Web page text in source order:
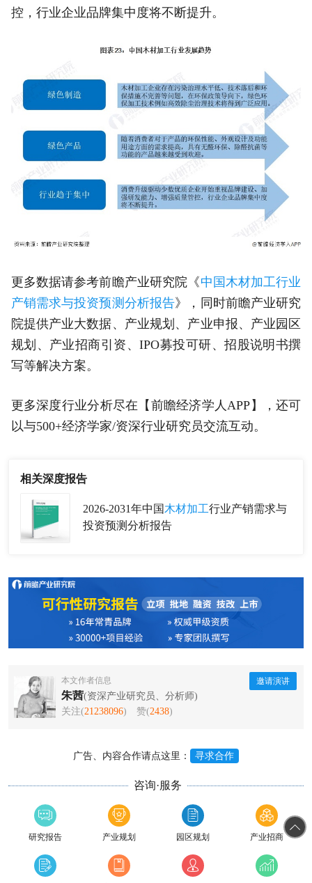
控，行业企业品牌集中度将不断提升。
更多数据请参考前瞻产业研究院《中国木材加工行业
产销需求与投资预测分析报告》，同时前瞻产业研究
院提供产业大数据、产业规划、产业申报、产业园区
规划、产业招商引资、IPO募投可研、招股说明书撰
写等解决方案。
更多深度行业分析尽在【前瞻经济学人APP】，还可
以与500+经济学家/资深行业研究员交流互动。
相关深度报告
2026-2031年中国 木材加工行业产销需求与
投资预测分析报告
本文作者信息
朱茜(资深产业研究员、分析师)
关注(21238096) 赞(2438)
邀请演讲
广告、内容合作请点这里： 寻求合作
咨询·服务
研究报告 产业规划 园区规划 产业招商